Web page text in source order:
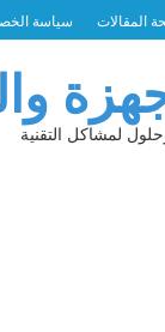
المقالات سياسة
لمشاكل التقنية